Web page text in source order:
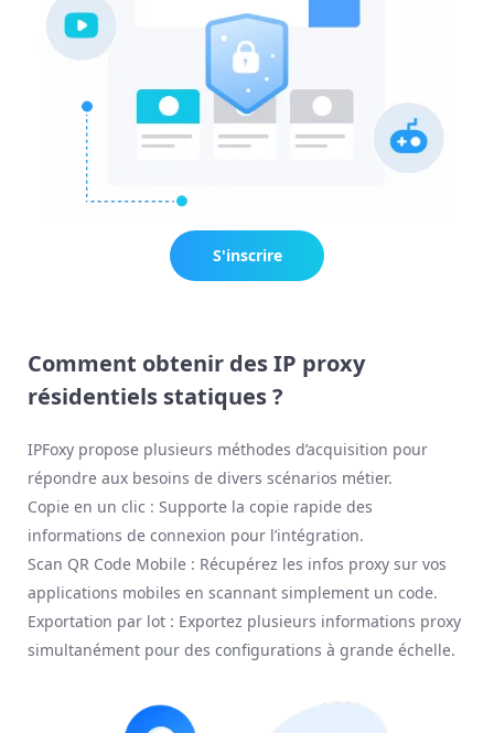
S'inscrire
Comment obtenir des IP proxy
résidentiels statiques ?
IPFoxy propose plusieurs méthodes d’acquisition pour
répondre aux besoins de divers scénarios métier.
Copie en un clic : Supporte la copie rapide des
informations de connexion pour l’intégration.
Scan QR Code Mobile : Récupérez les infos proxy sur vos
applications mobiles en scannant simplement un code.
Exportation par lot : Exportez plusieurs informations proxy
simultanément pour des configurations à grande échelle.